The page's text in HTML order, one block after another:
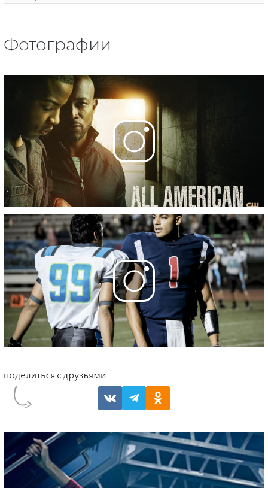
13 серия - The Art of Peer Pressure
- Who Shot Ya
24 февраля 2020
15 серия - Stakes Is High
2 марта 2020
16 серия - Decisions
9 марта 2020
Фотографии